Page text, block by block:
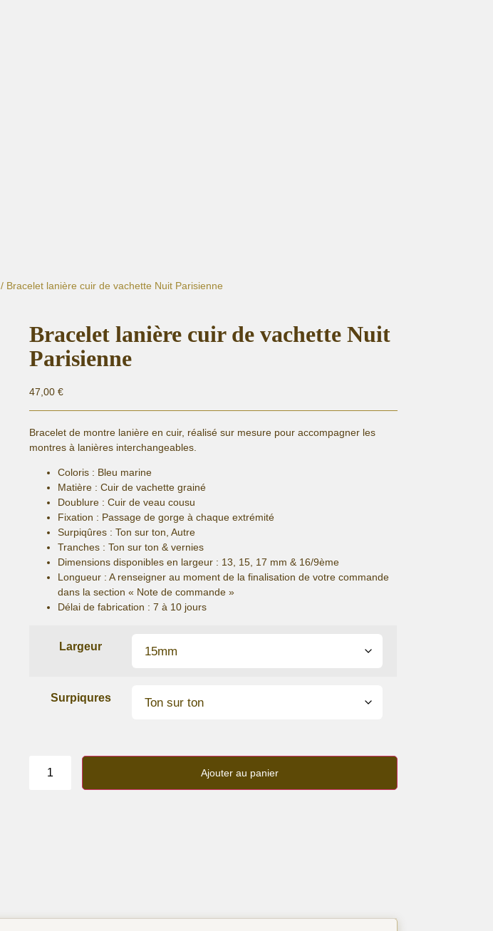
/ Bracelet lanière cuir de vachette Nuit Parisienne
Bracelet lanière cuir de vachette Nuit
Parisienne
47,00€
Bracelet de montre lanière en cuir, réalisé sur mesure pour accompagner les
montres à lanières interchangeables.
Coloris : Bleu marine
Matière : Cuir de vachette grainé
Doublure : Cuir de veau cousu
Fixation : Passage de gorge à chaque extrémité
Surpiqûres : Ton sur ton, Autre
Tranches : Ton sur ton & vernies
Dimensions disponibles en largeur : 13, 15, 17 mm & 16/9ème
Longueur : A renseigner au moment de la finalisation de votre commande
dans la section « Note de commande »
Délai de fabrication : 7 à 10 jours
Largeur
Surpiqures
Bracelet
Ajouter au panier